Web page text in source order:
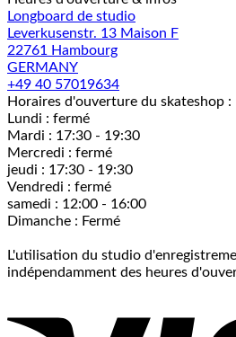
Longboard de studio
Leverkusenstr. 13 Maison F
22761 Hambourg
GERMANY
+49 40 57019634
Horaires d'ouverture du skateshop :
Lundi : fermé
Mardi : 17:30 - 19:30
Mercredi : fermé
jeudi : 17:30 - 19:30
Vendredi : fermé
samedi : 12:00 - 16:00
Dimanche : Fermé
L'utilisation du studio
indépendamment des heures